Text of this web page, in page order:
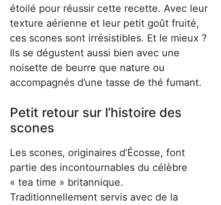
étoilé pour réussir cette recette. Avec leur
texture aérienne et leur petit goût fruité,
ces scones sont irrésistibles. Et le mieux ?
Ils se dégustent aussi bien avec une
noisette de beurre que nature ou
accompagnés d’une tasse de thé fumant.
Petit retour sur l’histoire des
scones
Les scones, originaires d’Écosse, font
partie des incontournables du célèbre
« tea time » britannique.
Traditionnellement servis avec de la